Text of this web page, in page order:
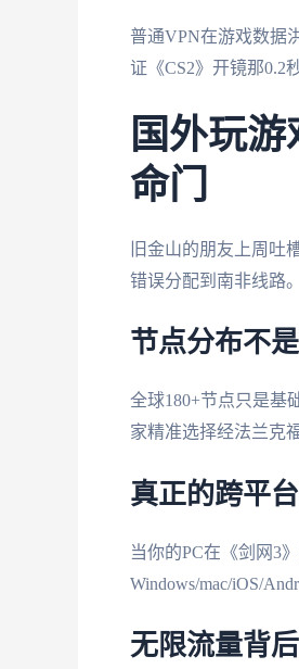
普通VPN在游戏数据
证《CS2》开镜那0.2
国外玩
命门
旧金山的朋友上周吐
错误分配到南非线路
节点分布不
全球180+节点只是基
家精准选择经法兰克
真正的跨平
当你的PC在《剑网3
Windows/mac/iOS/
无限流量背